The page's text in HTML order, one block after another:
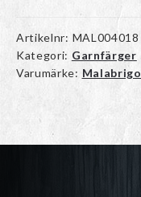
Artikelnr: MAL004018
Kategori: Garnfärger
Varumärke: Malabrigo